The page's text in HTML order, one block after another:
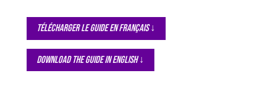
Télécharger le guide en français ↓
Download the guide in ENGLISH ↓